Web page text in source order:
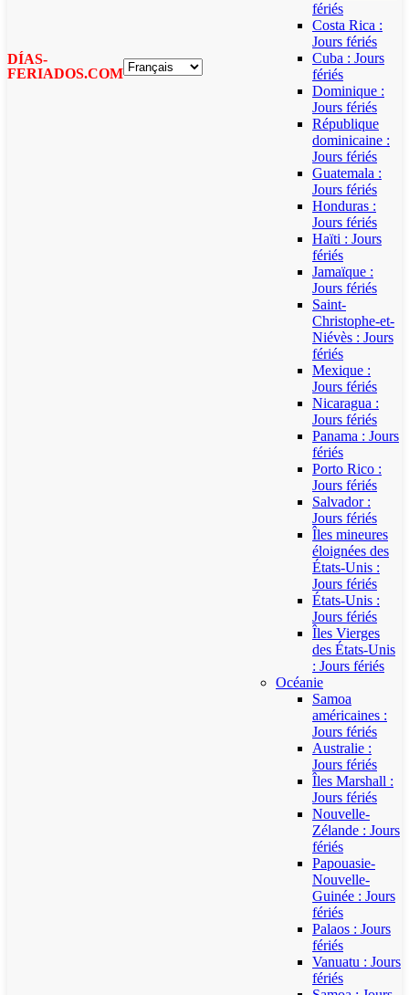
DÍAS-
FERIADOS.COM
fériés
Costa Rica :
Jours fériés
Cuba : Jours
fériés
Dominique :
Jours fériés
République
dominicaine :
Jours fériés
Guatemala :
Jours fériés
Honduras :
Jours fériés
Haïti : Jours
fériés
Jamaïque :
Jours fériés
Saint-
Christophe-et-
Niévès : Jours
fériés
Mexique :
Jours fériés
Nicaragua :
Jours fériés
Panama : Jours
fériés
Porto Rico :
Jours fériés
Salvador :
Jours fériés
Îles mineures
éloignées des
États-Unis :
Jours fériés
États-Unis :
Jours fériés
Îles Vierges
des États-Unis
: Jours fériés
Océanie
Samoa
américaines :
Jours fériés
Australie :
Jours fériés
Îles Marshall :
Jours fériés
Nouvelle-
Zélande : Jours
fériés
Papouasie-
Nouvelle-
Guinée : Jours
fériés
Palaos : Jours
fériés
Vanuatu : Jours
fériés